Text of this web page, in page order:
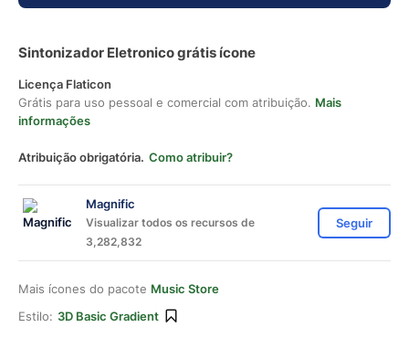
Sintonizador Eletronico grátis ícone
Licença Flaticon
Grátis para uso pessoal e comercial com atribuição. Mais
informações
Atribuição obrigatória. Como atribuir?
Magnific
Visualizar todos os recursos de
3,282,832
Seguir
Mais ícones do pacote Music Store
Estilo: 3D Basic Gradient